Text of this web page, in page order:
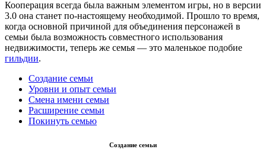
Кооперация всегда была важным элементом игры, но в версии
3.0 она станет по-настоящему необходимой. Прошло то время,
когда основной причиной для объединения персонажей в
семьи была возможность совместного использования
недвижимости, теперь же семья — это маленькое подобие
гильдии.
Создание семьи
Уровни и опыт семьи
Смена имени семьи
Расширение семьи
Покинуть семью
Создание семьи